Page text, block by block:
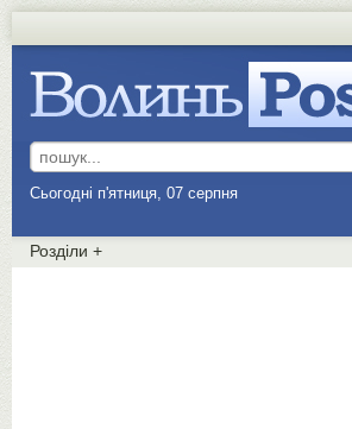
Сьогодні п'ятниця, 07 серпня
Розділи +